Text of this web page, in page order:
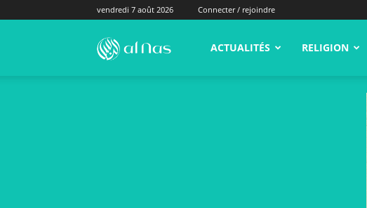
vendredi 7 août 2026 Connecter / rejoindre
alNas.fr ACTUALITÉS RELIGION